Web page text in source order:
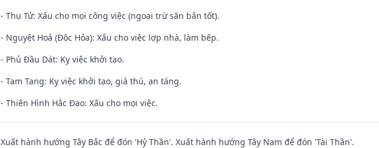
- Thụ Tử: Xấu cho mọi công việc (ngoại trừ săn bắn tốt).
- Nguyệt Hoả (Độc Hỏa): Xấu cho việc lợp nhà, làm bếp.
- Phủ Đầu Dát: Kỵ việc khởi tạo.
- Tam Tang: Kỵ việc khởi tạo, giá thú, an táng.
- Thiên Hình Hắc Đạo: Xấu cho mọi việc.
Xuất hành hướng Tây Bắc để đón 'Hỷ Thần'. Xuất hành hướng Tây Nam để đón 'Tài Thần'.